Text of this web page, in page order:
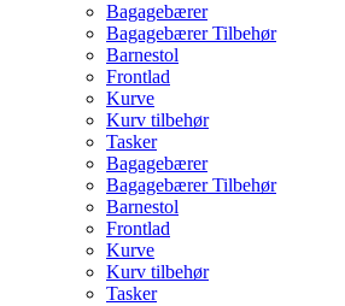
Bagagebærer
Bagagebærer Tilbehør
Barnestol
Frontlad
Kurve
Kurv tilbehør
Tasker
Bagagebærer
Bagagebærer Tilbehør
Barnestol
Frontlad
Kurve
Kurv tilbehør
Tasker